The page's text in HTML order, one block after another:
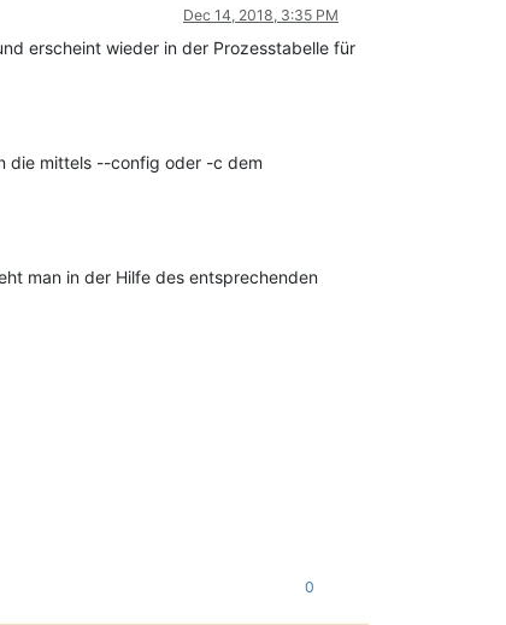
Dec 14, 2018, 3:35 PM
erscheint wieder in der Prozesstabelle für
die mittels --config oder -c dem
man in der Hilfe des entsprechenden
0